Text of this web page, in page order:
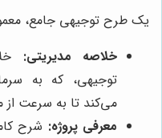
یک طرح توجیهی جامع،
خلاصه مدیریتی:
توجیهی، که به
می‌کند تا به سرعت از
معرفی پروژه: شرح